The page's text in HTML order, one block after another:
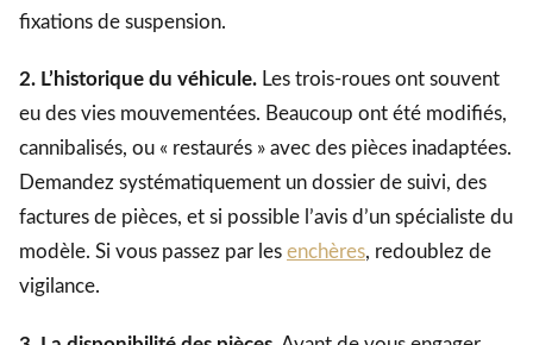
fixations de suspension.
2. L’historique du véhicule. Les trois-roues ont souvent
eu des vies mouvementées. Beaucoup ont été modifiés,
cannibalisés, ou « restaurés » avec des pièces inadaptées.
Demandez systématiquement un dossier de suivi, des
factures de pièces, et si possible l’avis d’un spécialiste du
modèle. Si vous passez par les enchères, redoublez de
vigilance.